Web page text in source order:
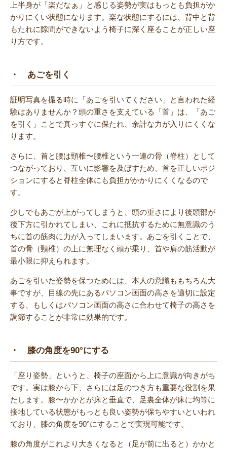
上半身が「楽だなぁ」と感じる姿勢が実はもっとも負担がか
かりにくい状態になります。楽な状態にするには、背中と背
もたれに隙間ができないよう椅子に深く座ることが正しい座
り方です。
・ あごを引く
証明写真を撮る時に「あごを引いてください」と言われた経
験はありませんか？頭の重さを支えている「首」は、「あご
を引く」ことで真っすぐに保たれ、余計な力が入りにくくな
ります。
さらに、首と腰は頸椎〜腰椎という一連の骨（脊柱）として
つながっており、互いに影響を及ぼすため、首を正しいポジ
ションにすると脊柱全体にも負担がかかりにくくなるので
す。
少しでもあごが上がってしまうと、頭の重さにより後頭部が
後下方に引かれてしまい、これに抵抗するために無意識のう
ちに首の筋肉に力が入ってしまいます。あごを引くことで、
首の骨（頸椎）の上に無理なく頭が乗り、首や肩の筋活動が
最小限に抑えられます。
あごを引いた姿勢を保つためには、本人の意識ももちろん大
事ですが、目線の先にあるパソコン画面の高さを適切に設定
する、もしくはパソコン画面の高さに合わせて椅子の高さを
調節することが非常に効果的です。
・ 膝の角度を90°にする
「座り姿勢」というと、椅子の座面から上に意識が向きがち
です。実は膝から下、さらには足のつき方も重要な役割を果
たします。膝〜かかとが床と垂直で、足裏全体が床に均等に
接地している状態がもっとも良い姿勢が保ちやすいといわれ
ており、膝の角度を90°にすることで実現可能です。
膝の角度がこれより大きくなると（足が前に出ると）かかと